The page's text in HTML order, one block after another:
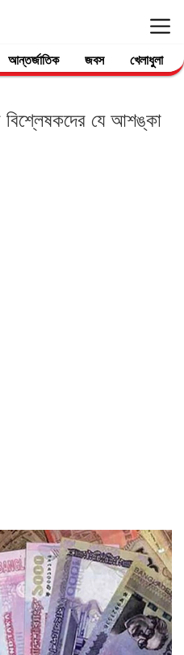
আন্তর্জাতিক জবস খেলাধুলা
বিশ্লেষকদের যে আশঙ্কা